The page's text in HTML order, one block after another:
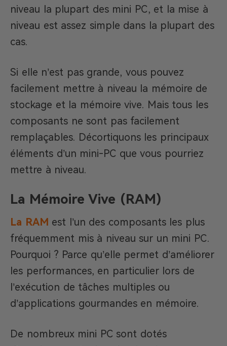
niveau la plupart des mini PC, et la mise à
niveau est assez simple dans la plupart des
cas.
Si elle n’est pas grande, vous pouvez
facilement mettre à niveau la mémoire de
stockage et la mémoire vive. Mais tous les
composants ne sont pas facilement
remplaçables. Décortiquons les principaux
éléments d’un mini-PC que vous pourriez
mettre à niveau.
La Mémoire Vive (RAM)
La RAM est l’un des composants les plus
fréquemment mis à niveau sur un mini PC.
Pourquoi ? Parce qu’elle permet d’améliorer
les performances, en particulier lors de
l’exécution de tâches multiples ou
d’applications gourmandes en mémoire.
De nombreux mini PC sont dotés